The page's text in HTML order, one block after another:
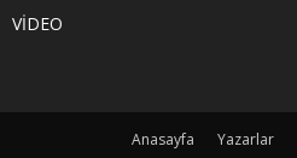
VİDEO
Anasayfa Yazarlar